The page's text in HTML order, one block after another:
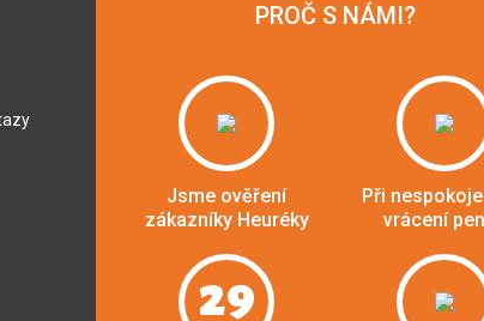
PROČ S NÁMI?
Jsme ověření
zákazníky Heuréky
Při
vrácení
29